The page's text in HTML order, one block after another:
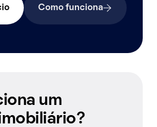
Como funciona
um